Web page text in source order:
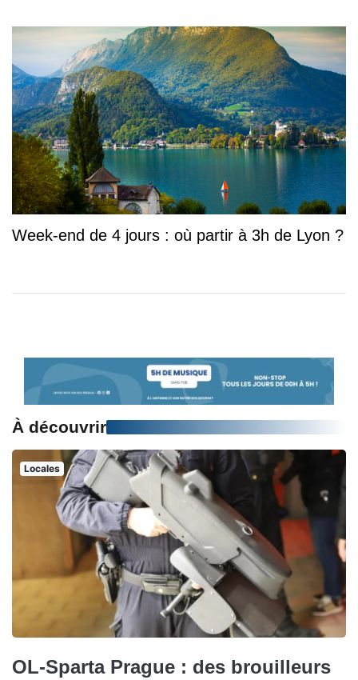
Week-end de 4 jours : où partir à 3h de Lyon ?
À découvrir
Locales
OL-Sparta Prague : des brouilleurs